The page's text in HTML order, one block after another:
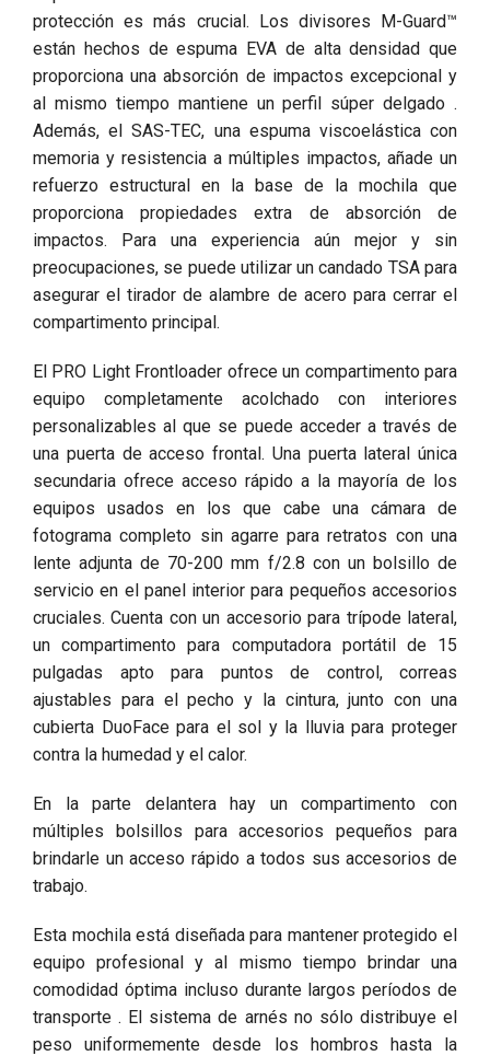
protección es más crucial. Los divisores M-Guard™
están hechos de espuma EVA de alta densidad que
proporciona una absorción de impactos excepcional y
al mismo tiempo mantiene un perfil súper delgado .
Además, el SAS-TEC, una espuma viscoelástica con
memoria y resistencia a múltiples impactos, añade un
refuerzo estructural en la base de la mochila que
proporciona propiedades extra de absorción de
impactos. Para una experiencia aún mejor y sin
preocupaciones, se puede utilizar un candado TSA para
asegurar el tirador de alambre de acero para cerrar el
compartimento principal.
El PRO Light Frontloader ofrece un compartimento para
equipo completamente acolchado con interiores
personalizables al que se puede acceder a través de
una puerta de acceso frontal. Una puerta lateral única
secundaria ofrece acceso rápido a la mayoría de los
equipos usados ​​en los que cabe una cámara de
fotograma completo sin agarre para retratos con una
lente adjunta de 70-200 mm f/2.8 con un bolsillo de
servicio en el panel interior para pequeños accesorios
cruciales. Cuenta con un accesorio para trípode lateral,
un compartimento para computadora portátil de 15
pulgadas apto para puntos de control, correas
ajustables para el pecho y la cintura, junto con una
cubierta DuoFace para el sol y la lluvia para proteger
contra la humedad y el calor.
En la parte delantera hay un compartimento con
múltiples bolsillos para accesorios pequeños para
brindarle un acceso rápido a todos sus accesorios de
trabajo.
Esta mochila está diseñada para mantener protegido el
equipo profesional y al mismo tiempo brindar una
comodidad óptima incluso durante largos períodos de
transporte . El sistema de arnés no sólo distribuye el
peso uniformemente desde los hombros hasta la